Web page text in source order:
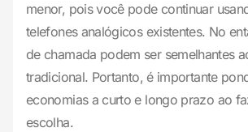
menor, pois você pode continuar
telefones analógicos existentes. No
de chamada podem ser semelhantes
tradicional. Portanto, é importante
economias a curto e longo prazo ao
escolha.